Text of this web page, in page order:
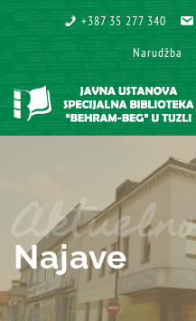
+387 35 277 340
+387 35 277 340
Narudžba
Narudžba
Najave